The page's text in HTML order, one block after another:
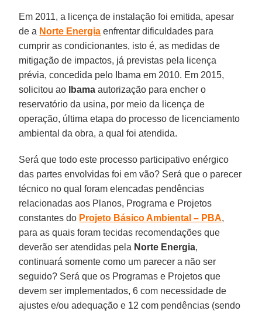
Em 2011, a licença de instalação foi emitida, apesar
de a Norte Energia enfrentar dificuldades para
cumprir as condicionantes, isto é, as medidas de
mitigação de impactos, já previstas pela licença
prévia, concedida pelo Ibama em 2010. Em 2015,
solicitou ao
Ibama autorização para encher o
reservatório da usina, por meio da licença de
operação, última etapa do processo de licenciamento
ambiental da obra, a qual foi atendida.
Será que todo este processo participativo enérgico
das partes envolvidas foi em vão? Será que o parecer
técnico no qual foram elencadas pendências
relacionadas aos Planos, Programa e Projetos
constantes do Projeto Básico Ambiental – PBA,
para as quais foram tecidas recomendações que
deverão ser atendidas pela Norte Energia,
continuará somente como um parecer a não ser
seguido? Será que os Programas e Projetos que
devem ser implementados, 6 com necessidade de
ajustes e/ou adequação e 12 com pendências (sendo